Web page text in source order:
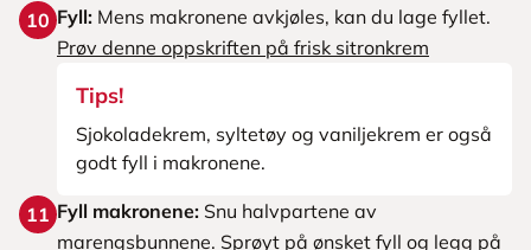
10 Fyll: Mens makronene avkjøles, kan du lage fyllet.
Prøv denne oppskriften på frisk sitronkrem
Tips!
Sjokoladekrem, syltetøy og vaniljekrem er også
godt fyll i makronene.
11 Fyll makronene: Snu halvpartene av
marengsbunnene. Sprøyt på ønsket fyll og legg på